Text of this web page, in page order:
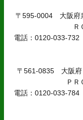
〒595-0004 大阪府
電話：0120-033-
〒561-0835 大阪府
Ｐ
電話：0120-033-